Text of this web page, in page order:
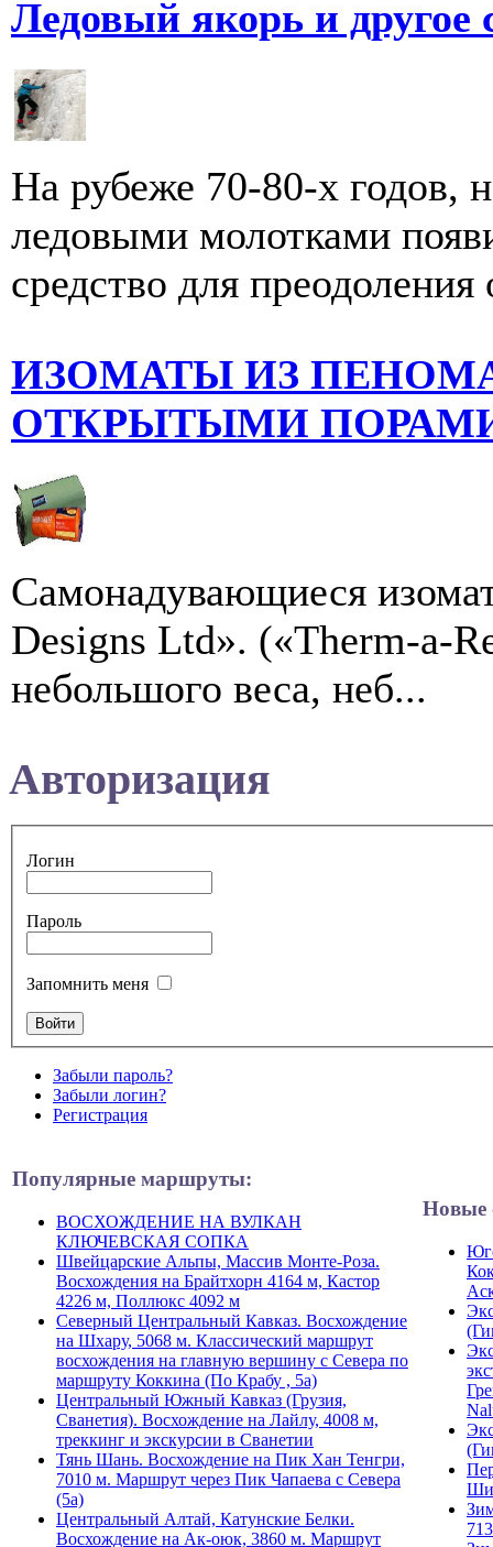
Ледовый якорь и другое
На рубеже 70-80-х годов,
ледовыми молотками
средство для преодоления
ИЗОМАТЫ ИЗ
ОТКРЫТЫМИ
Самонадувающиеся
Designs Ltd». («Therm-a-
небольшого веса, неб...
Авторизация
Логин
Пароль
Запомнить меня
Забыли пароль?
Забыли логин?
Регистрация
Популярные маршруты:
ВОСХОЖДЕНИЕ НА ВУЛКАН
КЛЮЧЕВСКАЯ СОПКА
Швейцарские Альпы, Массив Монте-Роза.
Восхождения на Брайтхорн 4164 м, Кастор
4226 м, Поллюкс 4092 м
Северный Центральный Кавказ. Восхождение
на Шхару, 5068 м. Классический маршрут
восхождения на главную вершину с Севера по
маршруту Коккина (По Крабу , 5а)
Центральный Южный Кавказ (Грузия,
Сванетия). Восхождение на Лайлу, 4008 м,
треккинг и экскурсии в Сванетии
Тянь Шань. Восхождение на Пик Хан Тенгри,
7010 м. Маршрут через Пик Чапаева с Севера
(5а)
Центральный Алтай, Катунские Белки.
Восхождение на Ак-оюк, 3860 м. Маршрут
Новые